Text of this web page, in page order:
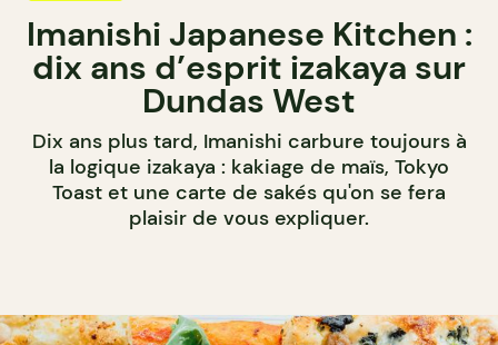
Imanishi Japanese Kitchen :
dix ans d’esprit izakaya sur
Dundas West
Dix ans plus tard, Imanishi carbure toujours à
la logique izakaya : kakiage de maïs, Tokyo
Toast et une carte de sakés qu'on se fera
plaisir de vous expliquer.